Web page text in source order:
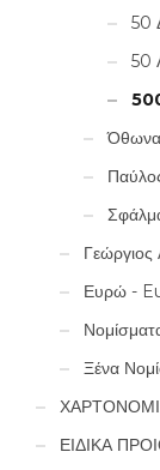
50
50
Γεώργιος
Ευρώ -
Ξένα
ΕΙΔΙΚΑ